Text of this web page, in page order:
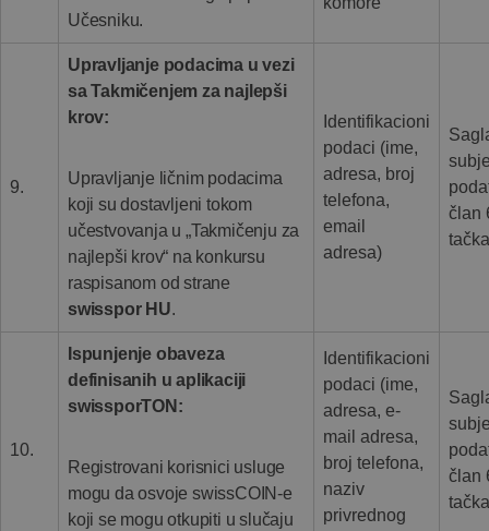
Učesniku.
9.
Upravljanje podacima u vezi
sa Takmičenjem za najlepši
krov:
Upravljanje ličnim podacima
koji su dostavljeni tokom
učestvovanja u „Takmičenju za
najlepši krov“ na konkursu
raspisanom od strane
swisspor HU.
Identifikacioni
podaci (ime,
adresa, broj
telefona,
email
adresa)
član
10.
Ispunjenje obaveza
definisanih u aplikaciji
swissporTON:
Registrovani korisnici usluge
mogu da osvoje swissCOIN-e
koji se mogu otkupiti u slučaju
Identifikacioni
podaci (ime,
adresa, e-
mail adresa,
broj telefona,
naziv
privrednog
član